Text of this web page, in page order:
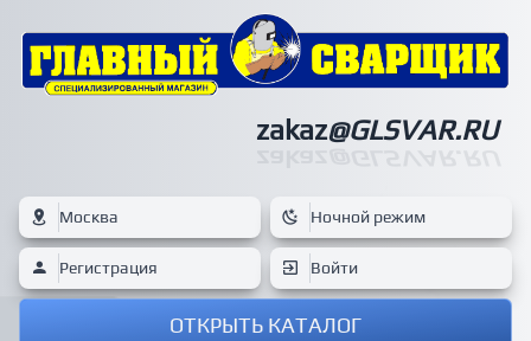
zakaz@GLSVAR.RU
Москва Ночной режим
Регистрация Войти
ОТКРЫТЬ КАТАЛОГ